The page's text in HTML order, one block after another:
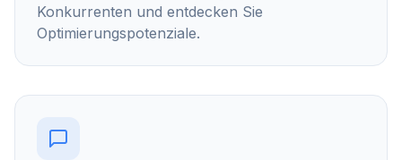
Konkurrenten und entdecken Sie
Optimierungspotenziale.